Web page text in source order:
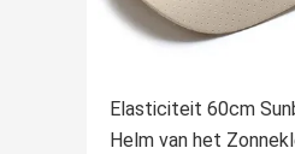
Elasticiteit 60cm
Helm van het